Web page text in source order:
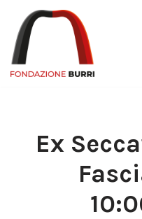
Vai
al
contenuto
Ex